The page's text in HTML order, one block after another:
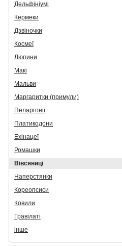
Дельфініумі
Кермеки
Дзвіночки
Космеї
Люпини
Макі
Мальви
Маргаритки (примули)
Пеларгонії
Платикодони
Ехінацеї
Ромашки
Вівсяниці
Наперстянки
Кореопсиси
Ковили
Гравілаті
інше